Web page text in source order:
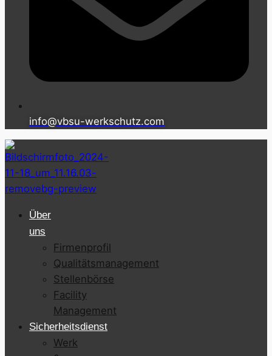
info@vbsu-werkschutz.com
Über
uns
Firmenprofil
Qualitätsmanagement
Stellenbörse
Facility
Management
Sicherheitsdienst
Werk